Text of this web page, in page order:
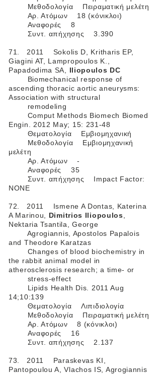
Μεθοδολογία Πειραματική μελέτη
Αρ. Ατόμων 18 (κόνικλοι)
Αναφορές 8
Συντ. απήχησης 3.390
71. 2011 Sokolis D, Kritharis EP,
Giagini AT, Lampropoulos K.,
Papadodima SA, Iliopoulos DC
Biomechanical response of
ascending thoracic aortic aneurysms:
Association with structural
remodeling
Comput Methods Biomech Biomed
Engin. 2012 May; 15: 231-48
Θεματολογία Εμβιομηχανική
Μεθοδολογία Εμβιομηχανική
μελέτη
Αρ. Ατόμων -
Αναφορές 35
Συντ. απήχησης Impact Factor:
ΝΟΝΕ
72. 2011 Ismene A Dontas, Katerina
A Marinou, Dimitrios Iliopoulos
Nektaria Tsantila, George
Agrogiannis, Apostolos Papalois
and Theodore Karatzas
Changes of blood biochemistry in
the rabbit animal model in
atherosclerosis research; a time- or
stress-effect
Lipids Health Dis. 2011 Aug
14;10:139
Θεματολογία Λιπιδιολογία
Μεθοδολογία Πειραματική μελέτη
Αρ. Ατόμων 8 (κόνικλοι)
Αναφορές 16
Συντ. απήχησης 2.137
73. 2011 Paraskevas KI,
Pantopoulou A, Vlachos IS, Agrogiannis